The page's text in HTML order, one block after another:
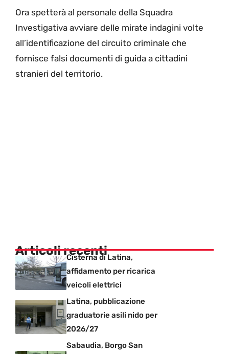
Ora spetterà al personale della Squadra
Investigativa avviare delle mirate indagini volte
all’identificazione del circuito criminale che
fornisce falsi documenti di guida a cittadini
stranieri del territorio.
Articoli recenti
Cisterna di Latina,
affidamento per ricarica
veicoli elettrici
Latina, pubblicazione
graduatorie asili nido per
2026/27
Sabaudia, Borgo San